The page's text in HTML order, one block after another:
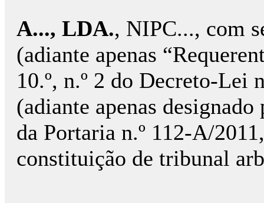
A..., LDA., NIPC..., com
(adiante apenas
10.º, n.º 2 do Decreto-Lei
(adiante apenas
da Portaria n.º 112-A/
constituição de tribunal